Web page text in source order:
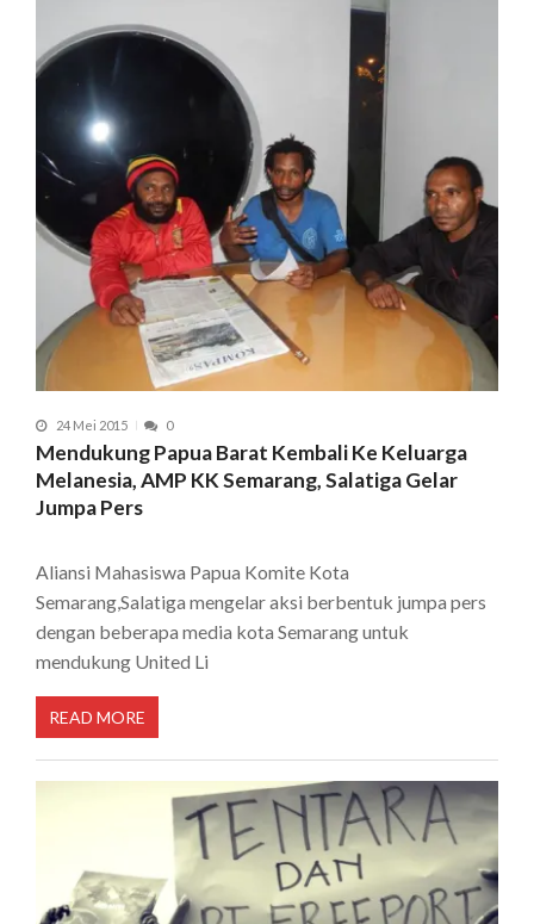
24 Mei 2015 0
Mendukung Papua Barat Kembali Ke Keluarga
Melanesia, AMP KK Semarang, Salatiga Gelar
Jumpa Pers
Aliansi Mahasiswa Papua Komite Kota
Semarang,Salatiga mengelar aksi berbentuk jumpa pers
dengan beberapa media kota Semarang untuk
mendukung United Li
READ MORE